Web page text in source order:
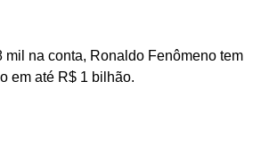
mil na conta, Ronaldo Fenômeno tem
em até R$ 1 bilhão.